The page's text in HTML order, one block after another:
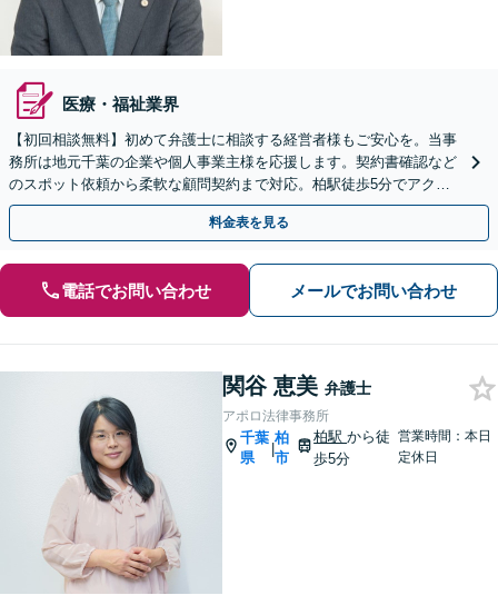
医療・福祉業界
【初回相談無料】初めて弁護士に相談する経営者様もご安心を。当事
務所は地元千葉の企業や個人事業主様を応援します。契約書確認など
のスポット依頼から柔軟な顧問契約まで対応。柏駅徒歩5分でアクセ
ス良好。法務の悩みはまずはお気軽にご相談ください。
料金表を見る
電話でお問い合わせ メールでお問い合わせ
関谷 恵美 弁護士
アポロ法律事務所
千葉
県
|
柏
市
柏駅から徒
歩5分
営業時間：本日
定休日